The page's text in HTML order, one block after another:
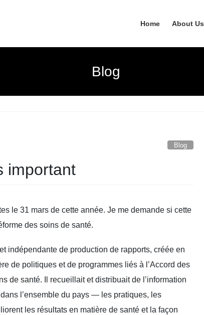
Home About Us
Blog
Blog
important
le 31 mars de cette année. Je me demande si cette
des soins de santé.
indépendante de production de rapports, créée en
de politiques et de programmes liés à l’Accord des
de santé. Il recueillait et distribuait de l’information
l’ensemble du pays — les pratiques, les
les résultats en matière de santé et la façon